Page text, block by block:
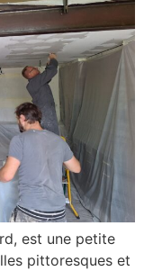
est une petite
pittoresques et